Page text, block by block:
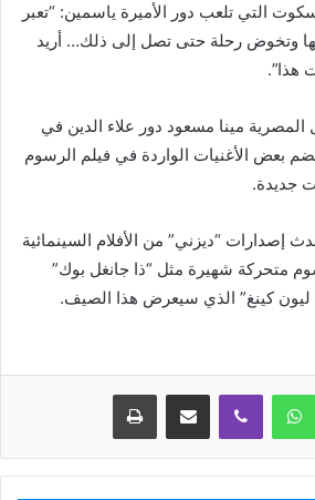
التي تلعب دور الأميرة ياسمين: “تعبر
وتخوض رحلة حتى تصل إلى ذلك… أريد
هذا”.
المصرية مينا مسعود دور علاء الدين في
بعض الأغنيات الواردة في فيلم الرسوم
جديدة.
إصدارات “ديزني” من الأفلام السينمائية
متحركة شهيرة مثل “ذا جانغل بوك”
ليون كينغ” الذي سيعرض هذا الصيف.
واتساب ڤايبر مشاركة عبر البريد طباعة